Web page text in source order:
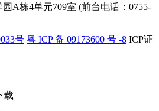
A栋4单元709室 (前台电话：0755-
号 粤 ICP 备 09173600 号 -8 ICP证